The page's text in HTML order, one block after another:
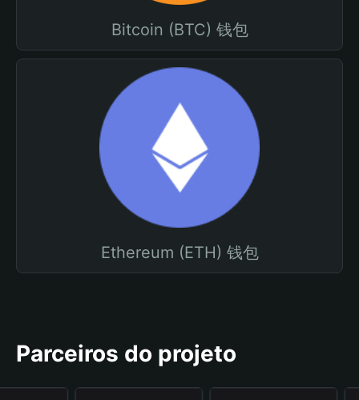
Bitcoin (BTC) 钱包
Ethereum (ETH) 钱包
Parceiros do projeto